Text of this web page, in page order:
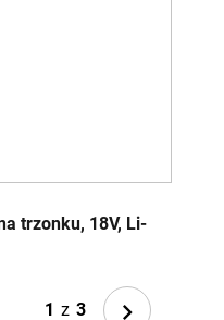
trzonku, 18V, Li-
1 z 3
Next